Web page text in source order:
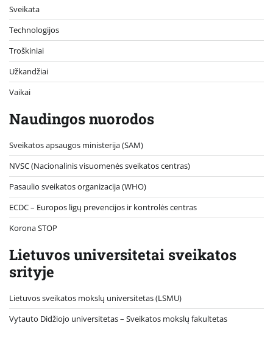
Sveikata
Technologijos
Troškiniai
Užkandžiai
Vaikai
Naudingos nuorodos
Sveikatos apsaugos ministerija (SAM)
NVSC (Nacionalinis visuomenės sveikatos centras)
Pasaulio sveikatos organizacija (WHO)
ECDC – Europos ligų prevencijos ir kontrolės centras
Korona STOP
Lietuvos universitetai sveikatos
srityje
Lietuvos sveikatos mokslų universitetas (LSMU)
Vytauto Didžiojo universitetas– Sveikatos mokslų fakultetas